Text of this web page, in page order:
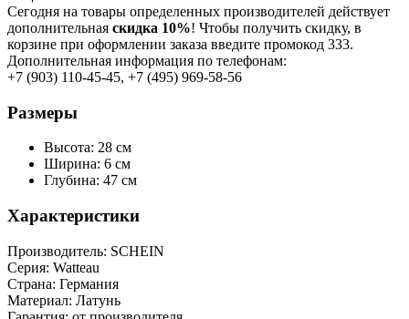
Сегодня на товары определенных производителей действует
дополнительная скидка 10%! Чтобы получить скидку, в
корзине при оформлении заказа введите промокод 333.
Дополнительная информация по телефонам:
+7 (903) 110-45-45, +7 (495) 969-58-56
Размеры
Высота: 28 см
Ширина: 6 см
Глубина: 47 см
Характеристики
Производитель: SСHEIN
Серия: Watteau
Страна: Германия
Материал: Латунь